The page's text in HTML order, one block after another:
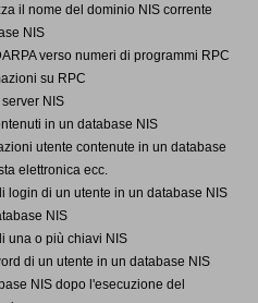
il nome del dominio NIS corrente
NIS
verso numeri di programmi RPC
su RPC
NIS
in un database NIS
utente contenute in un database
elettronica ecc.
login di un utente in un database NIS
NIS
una o più chiavi NIS
di un utente in un database NIS
NIS dopo l'esecuzione del